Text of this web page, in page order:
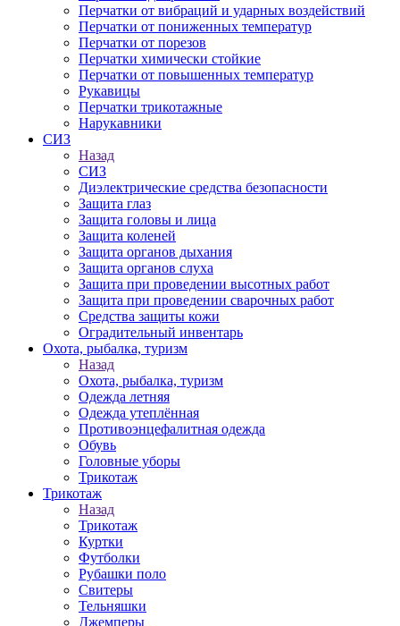
Перчатки от вибраций и ударных воздействий
Перчатки от пониженных температур
Перчатки от порезов
Перчатки химически стойкие
Перчатки от повышенных температур
Рукавицы
Перчатки трикотажные
Нарукавники
СИЗ
Назад
СИЗ
Диэлектрические средства безопасности
Защита глаз
Защита головы и лица
Защита коленей
Защита органов дыхания
Защита органов слуха
Защита при проведении высотных работ
Защита при проведении сварочных работ
Средства защиты кожи
Оградительный инвентарь
Охота, рыбалка, туризм
Назад
Охота, рыбалка, туризм
Одежда летняя
Одежда утеплённая
Противоэнцефалитная одежда
Обувь
Головные уборы
Трикотаж
Трикотаж
Назад
Трикотаж
Куртки
Футболки
Рубашки поло
Свитеры
Тельняшки
Джемперы